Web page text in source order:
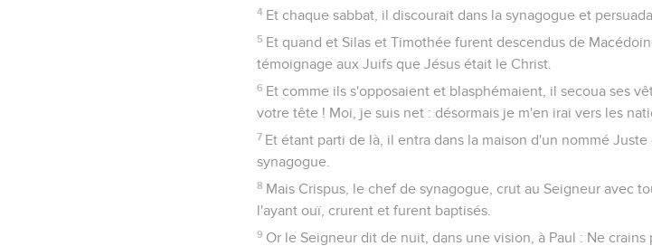
4 Et chaque sabbat, il discourait dans la synagogue et
5 Et quand et Silas et Timothée furent descendus de
témoignage aux Juifs que Jésus était le Christ.
6 Et comme ils s'opposaient et blasphémaient, il secoua ses
votre tête ! Moi, je suis net : désormais je m'en irai vers les
7 Et étant parti de là, il entra dans la maison d'un nommé
synagogue.
8 Mais Crispus, le chef de synagogue, crut au Seigneur avec
l'ayant ouï, crurent et furent baptisés.
9 Or le Seigneur dit de nuit, dans une vision, à Paul : Ne